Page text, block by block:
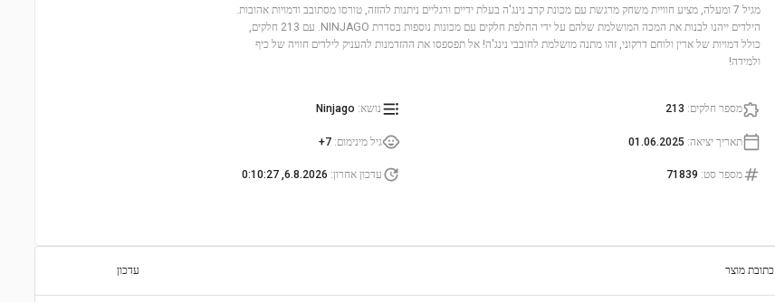
מגיל 7 ומעלה, מציע חוויית משחק מרגשת עם מכונת קרב נינג'ה בעלת ידיים ורגליים ניתנות להזזה, טורסו מסתובב ודמויות אהובות.
הילדים ייהנו לבנות את המכה המושלמת שלהם על ידי החלפת חלקים עם מכונות נוספות בסדרת NINJAGO. עם 213 חלקים,
כולל דמויות של ארין ולוחם דרקוני, זהו מתנה מושלמת לחובבי נינג'ה! אל תפספסו את ההזדמנות להעניק לילדים חוויה של כיף
ולמידה!
מספר חלקים:
213 נושא:
Ninjago
תאריך יציאה:
01.06.2025 גיל מינימום:
7+
מספר סט:
71839 עדכון אחרון:
6.8.2026, 0:10:27
כתובת מוצר עדכון